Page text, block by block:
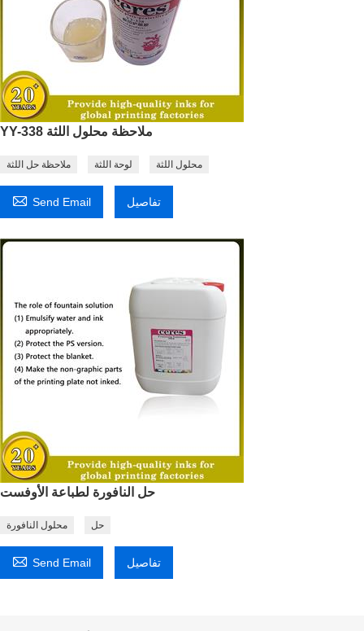
YY-338 ملاحظة محلول اللثة
ملاحظة حل اللثة لوحة اللثة محلول اللثة
 Send Email تفاصيل
حل النافورة لطباعة الأوفست
محلول النافورة حل
 Send Email تفاصيل